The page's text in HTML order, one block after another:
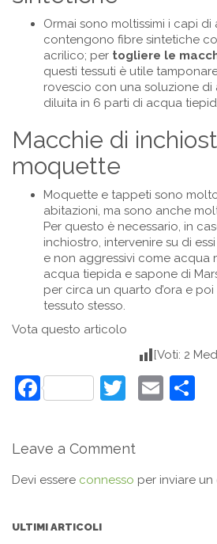
Ormai sono moltissimi i capi
contengono fibre sintetiche
acrilico; per togliere le
questi tessuti è utile
rovescio con una soluzione
diluita in 6 parti di acqua
Macchie di
moquette
Moquette e tappeti sono
abitazioni, ma sono anche
Per questo è necessario, in
inchiostro, intervenire su di
e non aggressivi come acqua
acqua tiepida e sapone di
per circa un quarto d’ora e
tessuto stesso.
Vota questo articolo
[Voti: 2
FacebookTwitter
Email
Leave a Comment
Devi essere connesso per inviare
ULTIMI ARTICOLI